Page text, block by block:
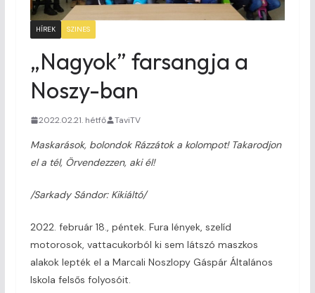
HÍREK SZINES
„Nagyok” farsangja a
Noszy-ban
2022.02.21. hétfő TaviTV
Maskarások, bolondok Rázzátok a kolompot! Takarodjon
el a tél, Örvendezzen, aki él!
/Sarkady Sándor: Kikiáltó/
2022. február 18., péntek. Fura lények, szelíd
motorosok, vattacukorból ki sem látszó maszkos
alakok lepték el a Marcali Noszlopy Gáspár Általános
Iskola felsős folyosóit.